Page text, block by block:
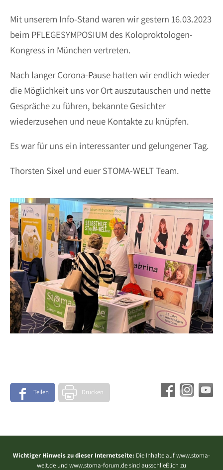
Mit unserem Info-Stand waren wir gestern 16.03.2023
beim PFLEGESYMPOSIUM des Koloproktologen-
Kongress in München vertreten.
Nach langer Corona-Pause hatten wir endlich wieder
die Möglichkeit uns vor Ort auszutauschen und nette
Gespräche zu führen, bekannte Gesichter
wiederzusehen und neue Kontakte zu knüpfen.
Es war für uns ein interessanter und gelungener Tag.
Thorsten Sixel und euer STOMA-WELT Team.
Teilen Drucken
Wichtiger Hinweis zu dieser Internetseite: Die Inhalte auf www.stoma-
welt.de und www.stoma-forum.de sind ausschließlich zu